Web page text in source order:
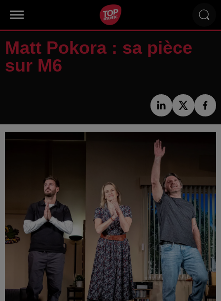
Matt Pokora : sa pièce
sur M6